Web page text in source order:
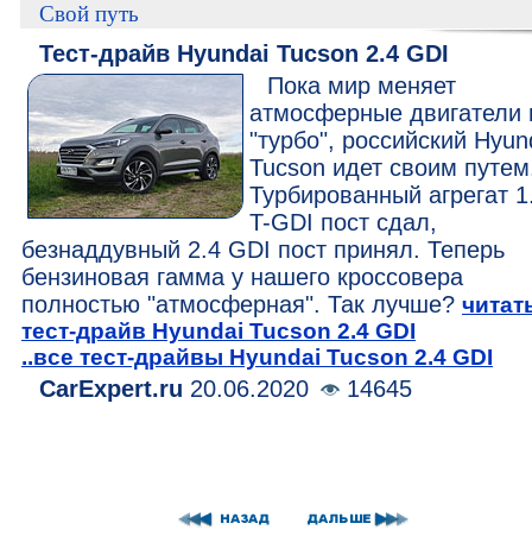
Свой путь
Тест-драйв Hyundai Tucson 2.4 GDI
Пока мир меняет
атмосферные двигатели
"турбо", российский
Tucson идет своим
Турбированный агрегат
T-GDI пост сдал,
безнаддувный 2.4 GDI пост принял. Теперь
бензиновая гамма у нашего кроссовера
полностью "атмосферная". Так лучше?
тест-драйв Hyundai Tucson 2.4 GDI
..все тест-драйвы Hyundai Tucson 2.4 GDI
CarExpert.ru 20.06.2020 14645